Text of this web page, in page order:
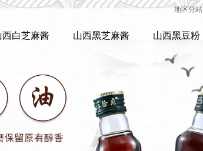
地区分站
西白芝麻酱 山西黑芝麻酱 山西黑豆粉